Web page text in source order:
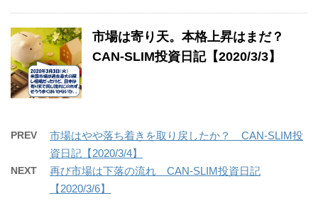
市場は寄り天。本格上昇はまだ？
CAN-SLIM投資日記【2020/3/3】
PREV
市場はやや落ち着きを取り戻したか？ CAN-SLIM投
資日記【2020/3/4】
NEXT
再び市場は下落の流れ CAN-SLIM投資日記
【2020/3/6】